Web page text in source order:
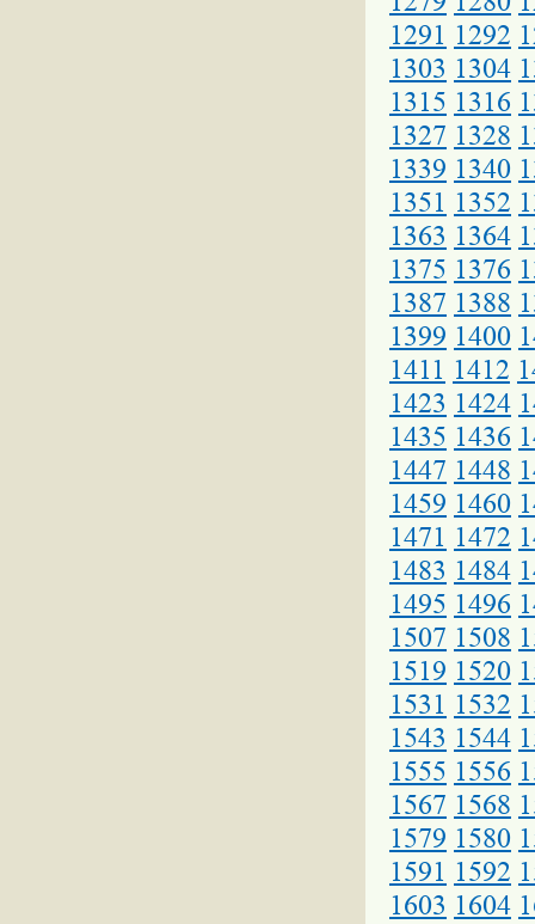
1291 1292
1303 1304
1315 1316
1327 1328
1339 1340
1351 1352
1363 1364
1375 1376
1387 1388
1399 1400
1411 1412
1423 1424
1435 1436
1447 1448
1459 1460
1471 1472
1483 1484
1495 1496
1507 1508
1519 1520
1531 1532
1543 1544
1555 1556
1567 1568
1579 1580
1591 1592
1603 1604